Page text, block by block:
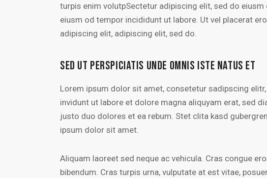
turpis enim volutpSectetur adipiscing elit, sed do
eiusm od tempor incididunt ut labore. Ut vel placerat
adipiscing elit, adipiscing elit, sed do.
SED UT PERSPICIATIS UNDE OMNIS ISTE NATUS ET
Lorem ipsum dolor sit amet, consetetur sadipscing
invidunt ut labore et dolore magna aliquyam erat, sed
justo duo dolores et ea rebum. Stet clita kasd
ipsum dolor sit amet.
Aliquam laoreet sed neque ac vehicula. Cras congue
bibendum. Cras turpis urna, vulputate at est vitae,